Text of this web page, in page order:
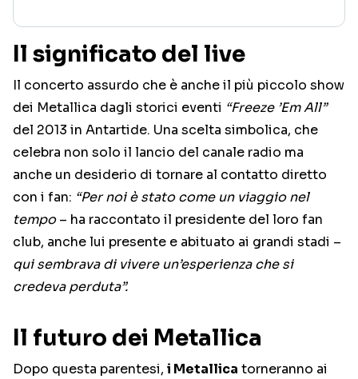
Il significato del live
Il concerto assurdo che è anche il più piccolo show
dei Metallica dagli storici eventi “Freeze ’Em All”
del 2013 in Antartide. Una scelta simbolica, che
celebra non solo il lancio del canale radio ma
anche un desiderio di tornare al contatto diretto
con i fan: “Per noi è stato come un viaggio nel
tempo– ha raccontato il presidente del loro fan
club, anche lui presente e abituato ai grandi stadi –
qui sembrava di vivere un’esperienza che si
credeva perduta”.
Il futuro dei Metallica
Dopo questa parentesi, i Metallica torneranno ai